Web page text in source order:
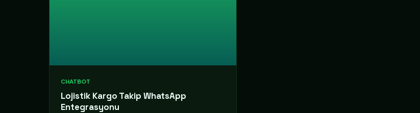
CHATBOT
Lojistik Kargo Takip WhatsApp
Entegrasyonu